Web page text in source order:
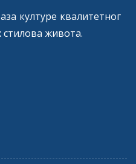
културе квалитетног
стилова живота.